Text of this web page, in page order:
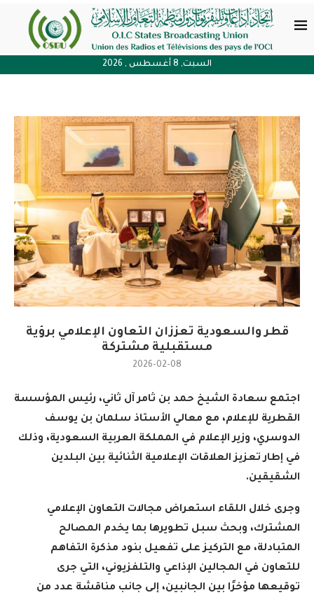
السبت, 8 أغسطس , 2026
قطر والسعودية تعززان التعاون الإعلامي برؤية
مستقبلية مشتركة
2026-02-08
اجتمع سعادة الشيخ حمد بن ثامر آل ثاني، رئيس المؤسسة
القطرية للإعلام، مع معالي الأستاذ سلمان بن يوسف
الدوسري، وزير الإعلام في المملكة العربية السعودية، وذلك
في إطار تعزيز العلاقات الإعلامية الثنائية بين البلدين
الشقيقين.
وجرى خلال اللقاء استعراض مجالات التعاون الإعلامي
المشترك، وبحث سبل تطويرها بما يخدم المصالح
المتبادلة، مع التركيز على تفعيل بنود مذكرة التفاهم
للتعاون في المجالين الإذاعي والتلفزيوني، التي جرى
توقيعها مؤخرًا بين الجانبين، إلى جانب مناقشة عدد من